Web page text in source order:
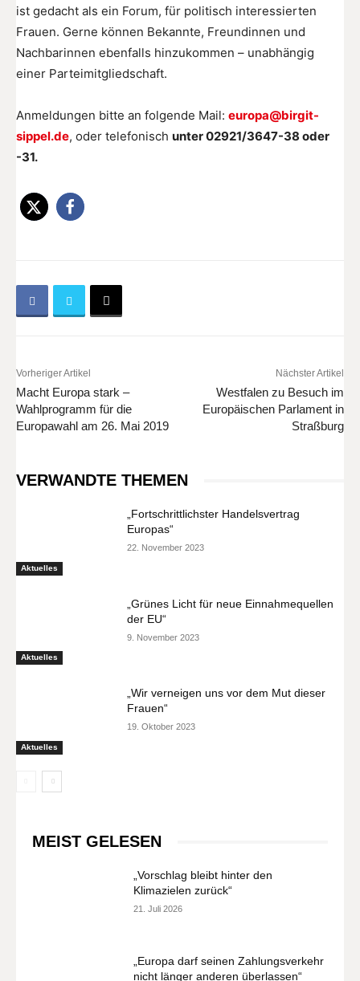
ist gedacht als ein Forum, für politisch interessierten
Frauen. Gerne können Bekannte, Freundinnen und
Nachbarinnen ebenfalls hinzukommen – unabhängig
einer Parteimitgliedschaft.
Anmeldungen bitte an folgende Mail: europa@birgit-
sippel.de, oder telefonisch unter 02921/3647-38 oder
-31.
Vorheriger Artikel
Macht Europa stark –
Wahlprogramm für die
Europawahl am 26. Mai 2019
Nächster Artikel
Westfalen zu Besuch im
Europäischen Parlament in
Straßburg
VERWANDTE THEMEN
Aktuelles
„Fortschrittlichster Handelsvertrag
Europas“
22. November 2023
Aktuelles
„Grünes Licht für neue Einnahmequellen
der EU“
9. November 2023
Aktuelles
„Wir verneigen uns vor dem Mut dieser
Frauen“
19. Oktober 2023
MEIST GELESEN
„Vorschlag bleibt hinter den
Klimazielen zurück“
21. Juli 2026
„Europa darf seinen Zahlungsverkehr
nicht länger anderen überlassen“